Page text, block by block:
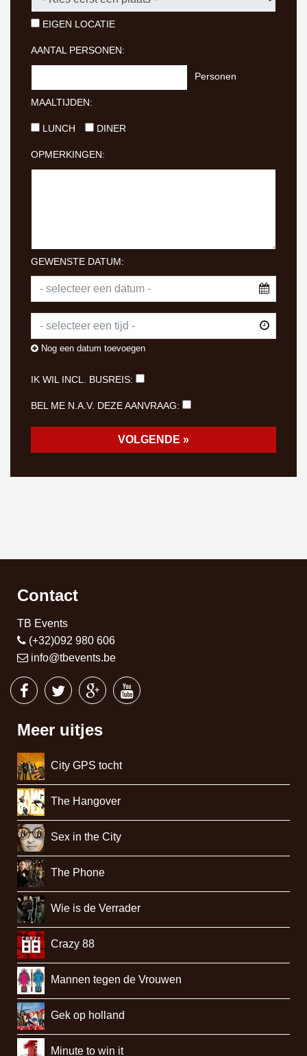
EIGEN LOCATIE
AANTAL PERSONEN:
Personen
MAALTIJDEN:
LUNCH DINER
OPMERKINGEN:
GEWENSTE DATUM:
Nog een datum toevoegen
IK WIL INCL. BUSREIS:
BEL ME N.A.V. DEZE AANVRAAG:
Contact
TB Events
(+32)092 980 606
info@tbevents.be
Meer uitjes
City GPS tocht
The Hangover
Sex in the City
The Phone
Wie is de Verrader
Crazy 88
Mannen tegen de Vrouwen
Gek op holland
Minute to win it